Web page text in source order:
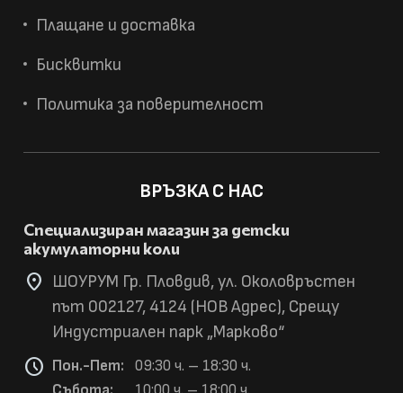
Плащане и доставка
Бисквитки
Политика за поверителност
ВРЪЗКА С НАС
Специализиран магазин за детски
акумулаторни коли
location_on
ШОУРУМ Гр. Пловдив, ул. Околовръстен
път 002127, 4124 (НОВ Адрес), Срещу
Индустриален парк „Марково“
schedule Пон.-Пет:
09:30 ч. – 18:30 ч.